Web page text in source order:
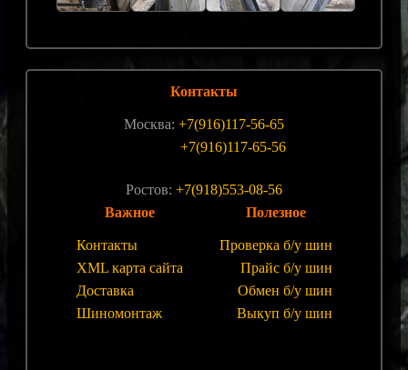
Контакты
Москва: +7(916)117-56-65
+7(916)117-65-56
Ростов: +7(918)553-08-56
Важное
Контакты
XML карта сайта
Доставка
Шиномонтаж
Полезное
Проверка б/у шин
Прайс б/у шин
Обмен б/у шин
Выкуп б/у шин